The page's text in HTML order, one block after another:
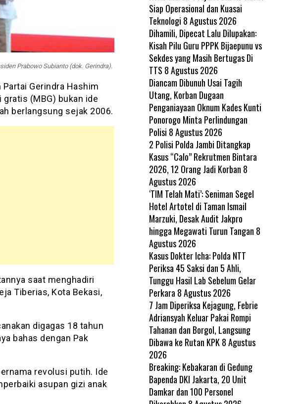
Prabowo Subianto (dok. Gerindra).
Gerindra Hashim
(MBG) bukan ide
berlangsung sejak 2006.
saat menghadiri
Tiberias, Kota Bekasi,
digagas 18 tahun
bahas dengan Pak
revolusi putih. Ide
asupan gizi anak
Siap Operasional dan Kuasai
Teknologi 8 Agustus 2026
Dihamili, Dipecat Lalu Dilupakan:
Kisah Pilu Guru PPPK Bijaepunu vs
Sekdes yang Masih Bertugas Di
TTS 8 Agustus 2026
Diancam Dibunuh Usai Tagih
Utang, Korban Dugaan
Penganiayaan Oknum Kades Kunti
Ponorogo Minta Perlindungan
Polisi 8 Agustus 2026
2 Polisi Polda Jambi Ditangkap
Kasus “Calo” Rekrutmen Bintara
2026, 12 Orang Jadi Korban 8
Agustus 2026
‘TIM Telah Mati’: Seniman Segel
Hotel Artotel di Taman Ismail
Marzuki, Desak Audit Jakpro
hingga Megawati Turun Tangan 8
Agustus 2026
Kasus Dokter Icha: Polda NTT
Periksa 45 Saksi dan 5 Ahli,
Tunggu Hasil Lab Sebelum Gelar
Perkara 8 Agustus 2026
7 Jam Diperiksa Kejagung, Febrie
Adriansyah Keluar Pakai Rompi
Tahanan dan Borgol, Langsung
Dibawa ke Rutan KPK 8 Agustus
2026
Breaking: Kebakaran di Gedung
Bapenda DKI Jakarta, 20 Unit
Damkar dan 100 Personel